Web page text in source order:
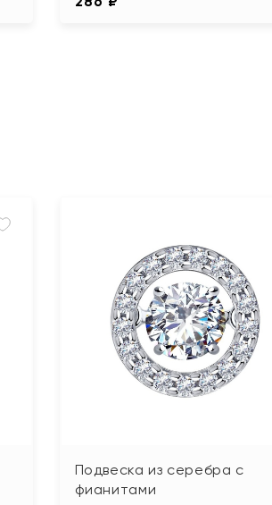
Подвеска из серебра с
фианитами